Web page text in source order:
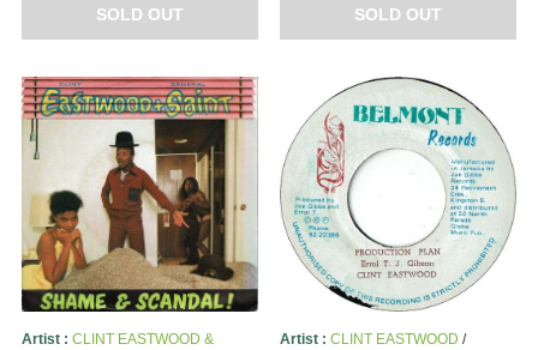
SOLD OUT SOLD OUT
Artist : CLINT EASTWOOD &
Artist : CLINT EASTWOOD /